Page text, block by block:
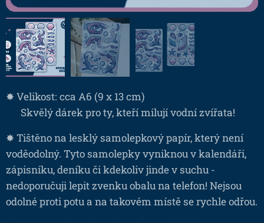
✸ Velikost: cca A6 (9 x 13 cm)
❤ Skvělý dárek pro ty, kteří milují vodní zvířata!
✸ Tištěno na lesklý samolepkový papír, který není
voděodolný. Tyto samolepky vyniknou v kalendáři,
zápisníku, deníku či kdekoliv jinde v suchu -
nedoporučuji lepit zvenku obalu na telefon! Nejsou
odolné proti potu a na takovém místě se rychle odřou.